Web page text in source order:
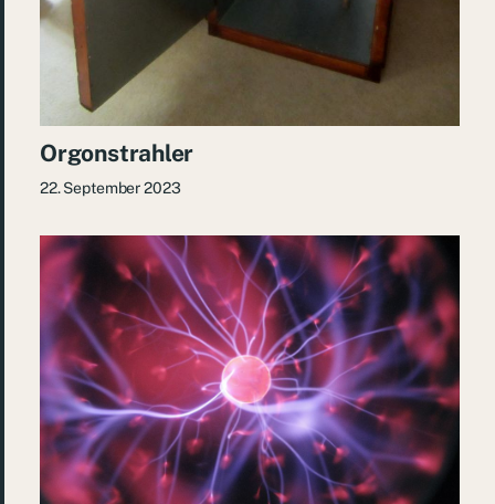
Orgonstrahler
22. September 2023